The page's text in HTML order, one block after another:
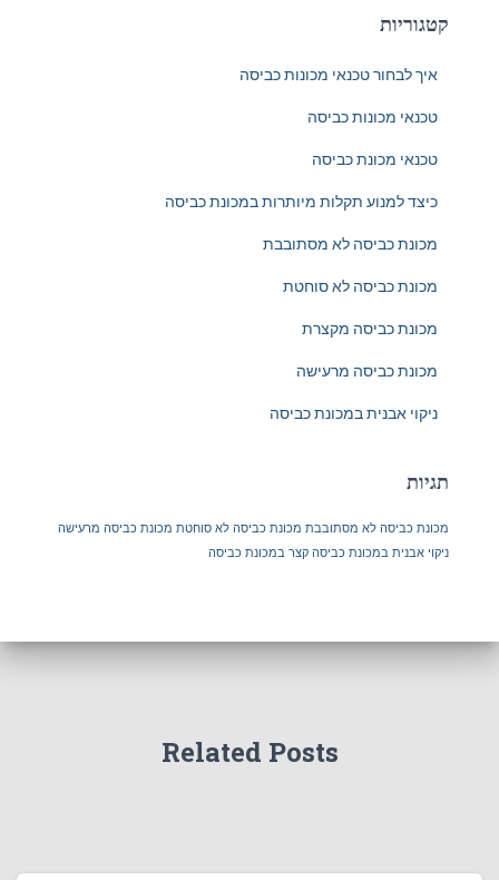
קטגוריות
איך לבחור טכנאי מכונות כביסה
טכנאי מכונות כביסה
טכנאי מכונת כביסה
כיצד למנוע תקלות מיותרות במכונת כביסה
מכונת כביסה לא מסתובבת
מכונת כביסה לא סוחטת
מכונת כביסה מקצרת
מכונת כביסה מרעישה
ניקוי אבנית במכונת כביסה
תגיות
מכונת כביסה לא מסתובבת מכונת כביסה לא סוחטת מכונת כביסה מרעישה
ניקוי אבנית במכונת כביסה קצר במכונת כביסה
Related Posts